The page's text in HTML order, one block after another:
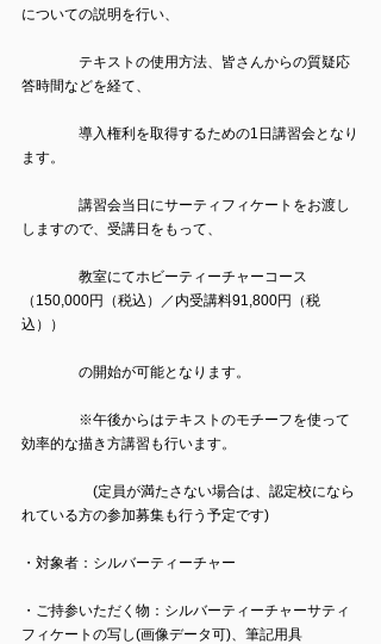
についての説明を行い、
テキストの使用方法、皆さんからの質疑応
答時間などを経て、
導入権利を取得するための1日講習会となり
ます。
講習会当日にサーティフィケートをお渡し
しますので、受講日をもって、
教室にてホビーティーチャーコース
（150,000円（税込）／内受講料91,800円（税
込））
の開始が可能となります。
※午後からはテキストのモチーフを使って
効率的な描き方講習も行います。
(定員が満たさない場合は、認定校になら
れている方の参加募集も行う予定です)
・対象者：シルバーティーチャー
・ご持参いただく物：シルバーティーチャーサティ
フィケートの写し(画像データ可)、筆記用具